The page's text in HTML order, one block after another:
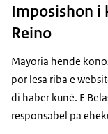
Imposishon i
Reino
Mayoria hende
por lesa riba e
di haber kuné. E
responsabel pa